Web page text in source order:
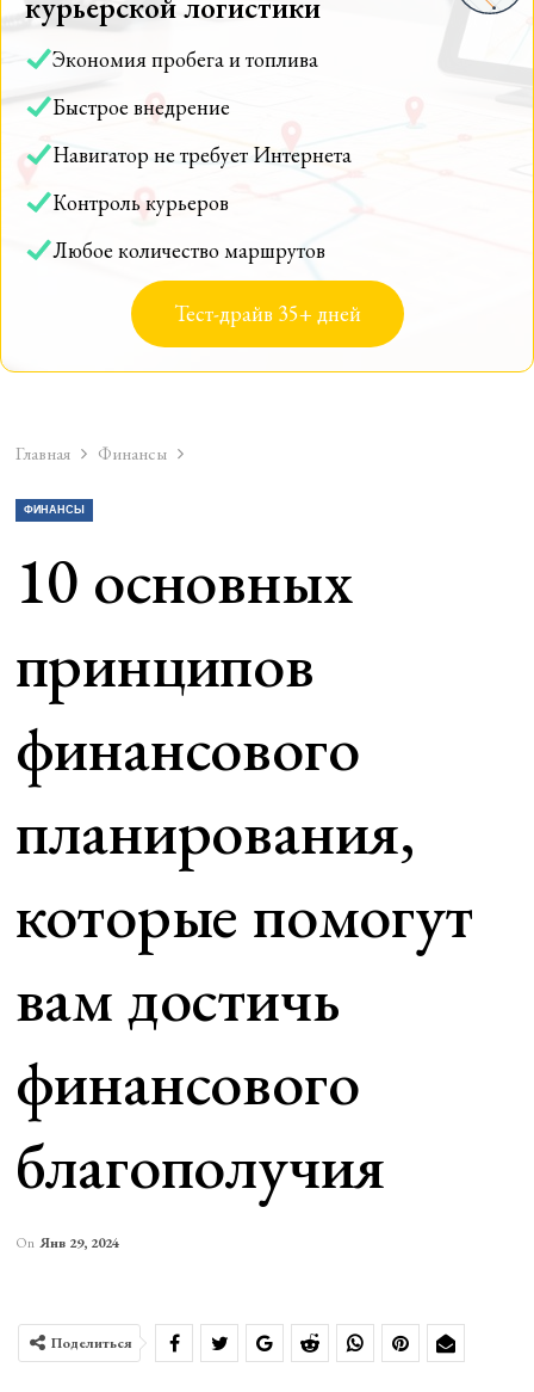
Экономия пробега и топлива
Быстрое внедрение
Навигатор не требует Интернета
Контроль курьеров
Любое количество маршрутов
Тест-драйв 35+ дней
Главная Финансы
ФИНАНСЫ
10 основных
принципов
финансового
планирования,
которые помогут
вам достичь
финансового
благополучия
On Янв 29, 2024
Поделиться